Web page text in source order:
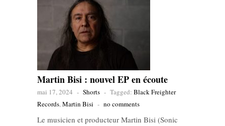
Martin Bisi : nouvel EP en écoute
mai 17, 2024 - Shorts - Tagged: Black Freighter
Records,Martin Bisi - no comments
Le musicien et producteur Martin Bisi (Sonic